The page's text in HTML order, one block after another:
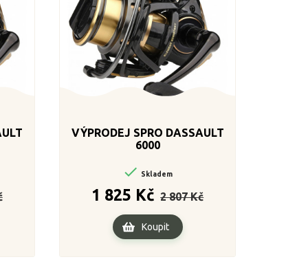
VÝPRODEJ SPRO DASSAULT
6000
 Skladem
1 825 Kč
cena
2 807 Kč
Koupit